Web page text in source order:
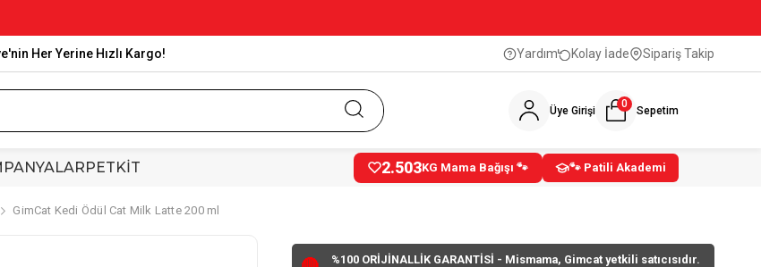
Her Yerine Hızlı Kargo! Yardım Kolay İade Sipariş Takip
Üye Girişi Sepetim
0
PETKİT 2.503KG Mama Bağışı 🐾 🐾 Patili Akademi
GimCat Kedi Ödül Cat Milk Latte 200 ml
%100 ORİJİNALLİK GARANTİSİ - Mismama, Gimcat yetkili satıcısıdır.